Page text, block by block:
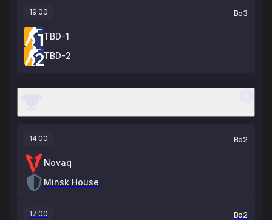
19:00 Bo3
TBD-1
TBD-2
14:00 Bo2
Novaq
Minsk House
17:00 Bo2